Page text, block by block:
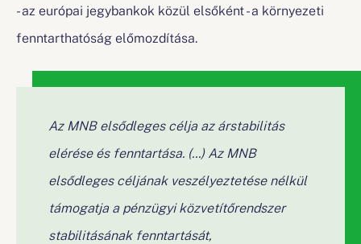
- az európai jegybankok közül elsőként - a környezeti
fenntarthatóság előmozdítása.
Az MNB elsődleges célja az árstabilitás
elérése és fenntartása. (...) Az MNB
elsődleges céljának veszélyeztetése nélkül
támogatja a pénzügyi közvetítőrendszer
stabilitásának fenntartását,